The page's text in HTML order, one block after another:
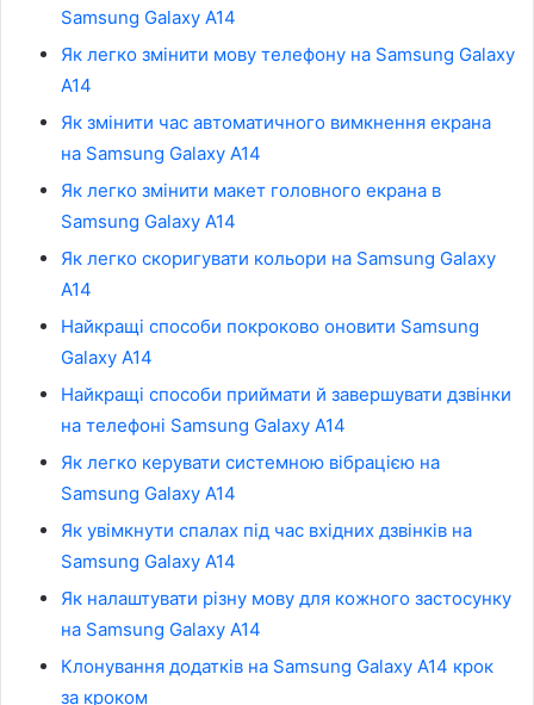
Samsung Galaxy A14
Як легко змінити мову телефону на Samsung Galaxy
A14
Як змінити час автоматичного вимкнення екрана
на Samsung Galaxy A14
Як легко змінити макет головного екрана в
Samsung Galaxy A14
Як легко скоригувати кольори на Samsung Galaxy
A14
Найкращі способи покроково оновити Samsung
Galaxy A14
Найкращі способи приймати й завершувати дзвінки
на телефоні Samsung Galaxy A14
Як легко керувати системною вібрацією на
Samsung Galaxy A14
Як увімкнути спалах під час вхідних дзвінків на
Samsung Galaxy A14
Як налаштувати різну мову для кожного застосунку
на Samsung Galaxy A14
Клонування додатків на Samsung Galaxy A14 крок
за кроком